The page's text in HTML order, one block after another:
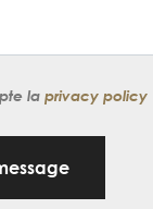
la privacy policy